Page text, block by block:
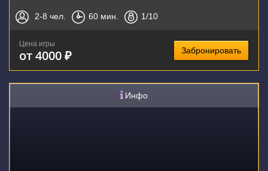
2-8 чел. 60 мин. 1/10
Цена игры
от 4000 ₽ Забронировать
Инфо